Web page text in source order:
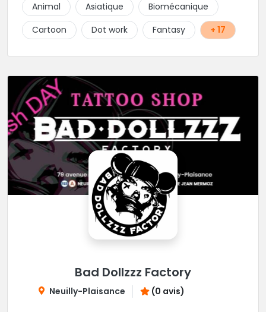
Animal Asiatique
Biomécanique
Cartoon
Dot work Fantasy + 17
Bad Dollzzz Factory
Neuilly-Plaisance (0 avis)